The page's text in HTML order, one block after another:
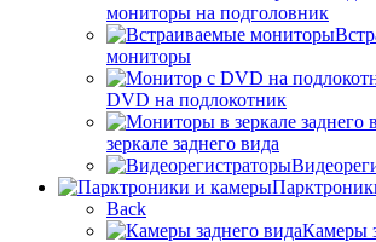
мониторы на подголовник
мониторы
DVD на подлокотник
зеркале заднего вида
Back
Камеры